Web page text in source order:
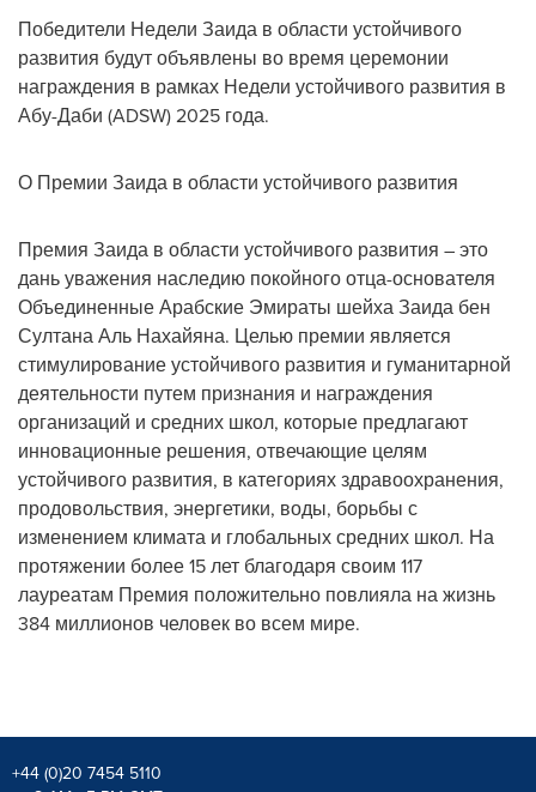
Победители Недели Заида в области устойчивого
развития будут объявлены во время церемонии
награждения в рамках Недели устойчивого развития в
Абу-Даби (ADSW) 2025 года.
О Премии Заида в области устойчивого развития
Премия Заида в области устойчивого развития – это
дань уважения наследию покойного отца-основателя
Объединенные Арабские Эмираты шейха Заида бен
Султана Аль Нахайяна. Целью премии является
стимулирование устойчивого развития и гуманитарной
деятельности путем признания и награждения
организаций и средних школ, которые предлагают
инновационные решения, отвечающие целям
устойчивого развития, в категориях здравоохранения,
продовольствия, энергетики, воды, борьбы с
изменением климата и глобальных средних школ. На
протяжении более 15 лет благодаря своим 117
лауреатам Премия положительно повлияла на жизнь
384 миллионов человек во всем мире.
+44 (0)20 7454 5110